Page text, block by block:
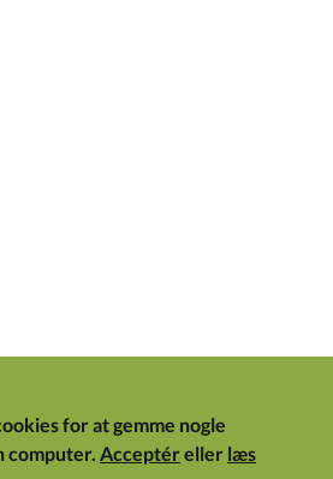
for at gemme nogle
computer. Acceptéreller læs